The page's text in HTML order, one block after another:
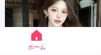
ツ
ホーム